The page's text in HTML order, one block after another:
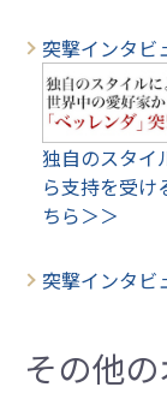
突撃インタビ
独自のスタイ
ら支持を受け
ちら＞＞
突撃インタビ
その他